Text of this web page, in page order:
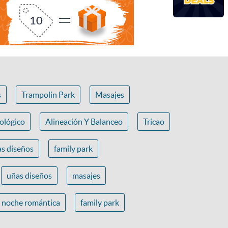
Trampolin Park Masajes
Alineación Y Balanceo Tricao
diseños family park
uñas diseños masajes
noche romántica family park